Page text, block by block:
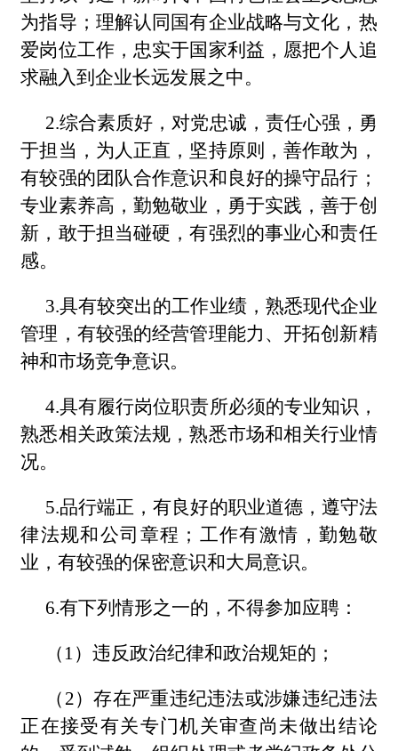
为指导；理解认同国有企业战略与文化，热
爱岗位工作，忠实于国家利益，愿把个人追
求融入到企业长远发展之中。
2.综合素质好，对党忠诚，责任心强，勇
于担当，为人正直，坚持原则，善作敢为，
有较强的团队合作意识和良好的操守品行；
专业素养高，勤勉敬业，勇于实践，善于创
新，敢于担当碰硬，有强烈的事业心和责任
感。
3.具有较突出的工作业绩，熟悉现代企业
管理，有较强的经营管理能力、开拓创新精
神和市场竞争意识。
4.具有履行岗位职责所必须的专业知识，
熟悉相关政策法规，熟悉市场和相关行业情
况。
5.品行端正，有良好的职业道德，遵守法
律法规和公司章程；工作有激情，勤勉敬
业，有较强的保密意识和大局意识。
6.有下列情形之一的，不得参加应聘：
（1）违反政治纪律和政治规矩的；
（2）存在严重违纪违法或涉嫌违纪违法
正在接受有关专门机关审查尚未做出结论